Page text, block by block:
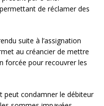
de réclamer des
suite à l’assignation
au créancier de mettre
forcée pour recouvrer les
peut condamner le débiteur